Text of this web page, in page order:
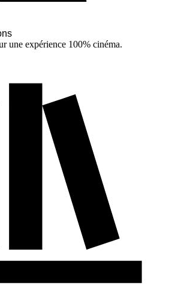
une expérience 100% cinéma.